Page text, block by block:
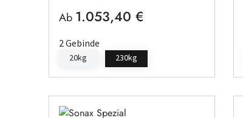
Regulärer Preis:
Ab 1.053,40 €
2 Gebinde
20kg 230kg